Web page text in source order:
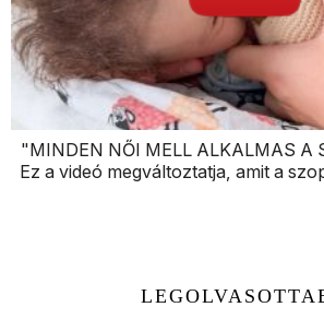
"MINDEN NŐI MELL ALKALMAS A
Ez a videó megváltoztatja, amit a